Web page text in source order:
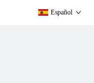
Español